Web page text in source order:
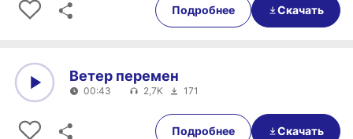
Подробнее Скачать
00:43
Ветер перемен
00:43 2,7K 171
Подробнее Скачать